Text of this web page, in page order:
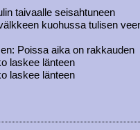
taivaalle seisahtuneen
kuohussa tulisen
Poissa aika on rakkauden
laskee länteen
laskee länteen